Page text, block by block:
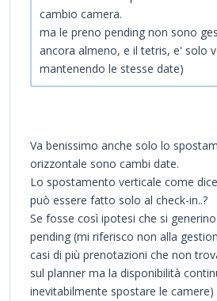
cambio camera.
ma le preno pending non sono
ancora almeno, e il tetris, e' solo
mantenendo le stesse date)
Va benissimo anche solo lo
orizzontale sono cambi date.
Lo spostamento verticale come
può essere fatto solo al check-in..?
Se fosse così ipotesi che si
pending (mi riferisco non alla
casi di più prenotazioni che non
sul planner ma la disponibilità
inevitabilmente spostare le camere)